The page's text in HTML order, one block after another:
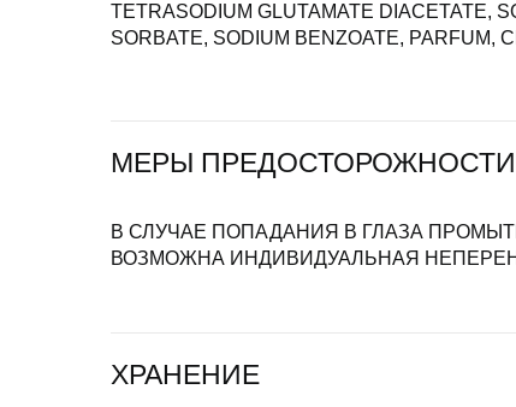
TETRASODIUM GLUTAMATE DIACETATE,
SORBATE, SODIUM BENZOATE, PARFUM,
МЕРЫ ПРЕДОСТОРОЖНОСТИ
В СЛУЧАЕ ПОПАДАНИЯ В ГЛАЗА
ВОЗМОЖНА ИНДИВИДУАЛЬНАЯ
ХРАНЕНИЕ